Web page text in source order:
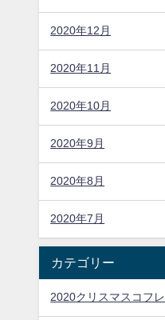
2020年12月
2020年11月
2020年10月
2020年9月
2020年8月
2020年7月
カテゴリー
2020クリスマスコフレ